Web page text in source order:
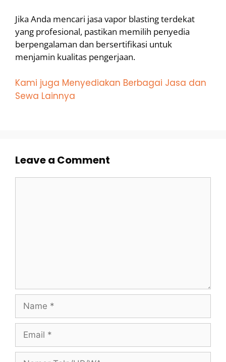
Jika Anda mencari jasa vapor blasting terdekat
yang profesional, pastikan memilih penyedia
berpengalaman dan bersertifikasi untuk
menjamin kualitas pengerjaan.
Kami juga Menyediakan Berbagai Jasa dan
Sewa Lainnya
Leave a Comment